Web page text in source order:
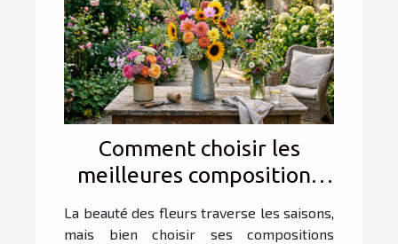
Comment choisir les
meilleures compositions
florales pour chaque
saison ?
La beauté des fleurs traverse les saisons,
mais bien choisir ses compositions